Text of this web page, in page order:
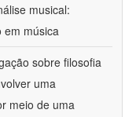
musical:
em música
sobre filosofia
uma
meio de uma